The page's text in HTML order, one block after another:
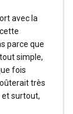
avec la
parce que
simple,
fois
très
et surtout,